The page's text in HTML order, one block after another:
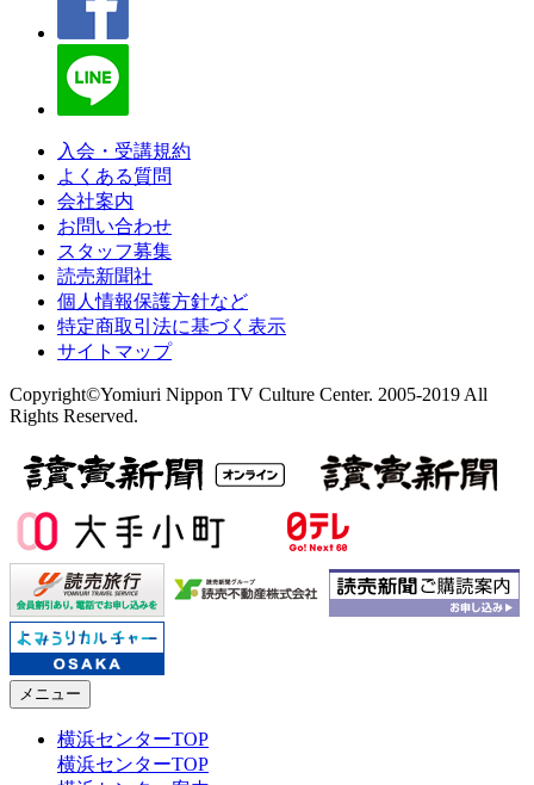
入会・受講規約
よくある質問
会社案内
お問い合わせ
スタッフ募集
読売新聞社
個人情報保護方針など
特定商取引法に基づく表示
サイトマップ
Copyright©Yomiuri Nippon TV Culture Center. 2005-2019 All
Rights Reserved.
メニュー
横浜センターTOP
横浜センターTOP